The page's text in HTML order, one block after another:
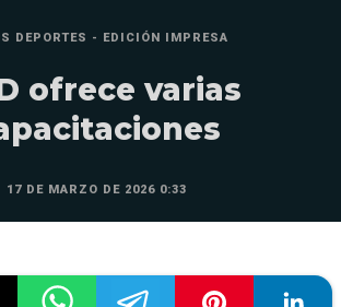
DEPORTES - EDICIÓN IMPRESA
ofrece varias
17 DE MARZO DE 2026 0:33